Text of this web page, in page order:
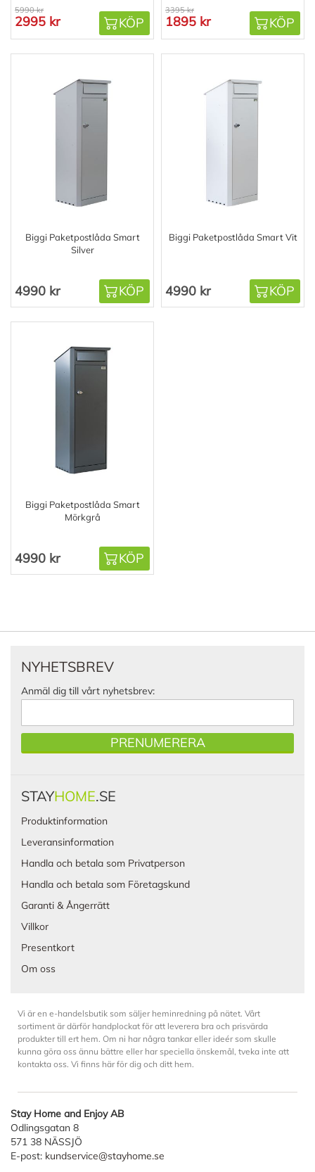
5990 kr
2995 kr KÖP
3395 kr
1895 kr KÖP
Biggi Paketpostlåda Smart
Silver
4990 kr KÖP
Biggi Paketpostlåda Smart Vit
4990 kr KÖP
Biggi Paketpostlåda Smart
Mörkgrå
4990 kr KÖP
NYHETSBREV
Anmäl dig till vårt nyhetsbrev:
PRENUMERERA
STAYHOME.SE
Produktinformation
Leveransinformation
Handla och betala som Privatperson
Handla och betala som Företagskund
Garanti & Ångerrätt
Villkor
Presentkort
Om oss
Vi är en e-handelsbutik som säljer heminredning på nätet. Vårt
sortiment är därför handplockat för att leverera bra och prisvärda
produkter till ert hem. Om ni har några tankar eller ideér som skulle
kunna göra oss ännu bättre eller har speciella önskemål, tveka inte att
kontakta oss. Vi finns här för dig och ditt hem.
Stay Home and Enjoy AB
Odlingsgatan 8
571 38 NÄSSJÖ
E-post: kundservice@stayhome.se